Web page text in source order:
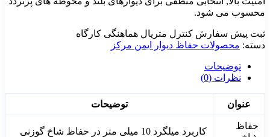
محسوب می شود.
ثبت پیش سفارش کنترل متریال هماهنگی کارگاه
دسته: محصولات حفاظ دیوار ایمن مرکز
توضیحات
نظرات (0)
عنوان توضیحات
حفاظ
کاربرد میلگرد 10 میلی متر در حفاظ شاخ گوزنی